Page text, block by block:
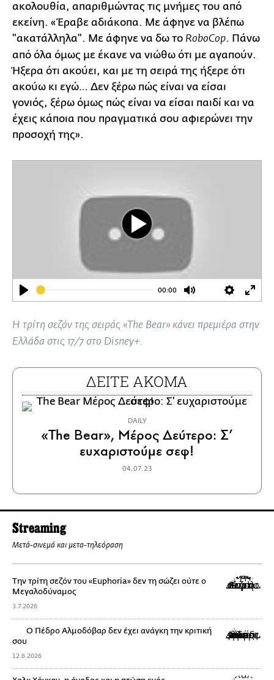
ακολουθία, απαριθμώντας τις μνήμες του από
εκείνη. «Έραβε αδιάκοπα. Με άφηνε να βλέπω
"ακατάλληλα". Με άφηνε να δω το RoboCop. Πάνω
από όλα όμως με έκανε να νιώθω ότι με αγαπούν.
Ήξερα ότι ακούει, και με τη σειρά της ήξερε ότι
ακούω κι εγώ… Δεν ξέρω πώς είναι να είσαι
γονιός, ξέρω όμως πώς είναι να είσαι παιδί και να
έχεις κάποια που πραγματικά σου αφιερώνει την
προσοχή της».
Play
00:00
Mute Settings
Play
Η τρίτη σεζόν της σειράς «The Bear» κάνει πρεμιέρα στην
Ελλάδα στις 17/7 στο Disney+.
ΔΕΙΤΕ ΑΚΟΜΑ
DAILY
«The Bear», Μέρος Δεύτερο: Σ’
ευχαριστούμε σεφ!
04.07.23
Streaming
Μετά-σινεμά και μετα-τηλεόραση
Την τρίτη σεζόν του «Euphoria» δεν τη σώζει ούτε ο
Μεγαλοδύναμος
3.7.2026
Ο Πέδρο Αλμοδόβαρ δεν έχει ανάγκη την κριτική
σου
12.6.2026